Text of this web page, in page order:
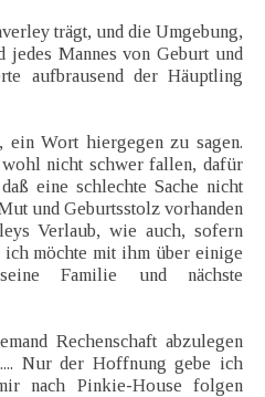
trägt, und die Umgebung,
Mannes von Geburt und
aufbrausend der Häuptling
ein Wort hiergegen zu sagen.
nicht schwer fallen, dafür
eine schlechte Sache nicht
und Geburtsstolz vorhanden
Verlaub, wie auch, sofern
möchte mit ihm über einige
Familie und nächste
Rechenschaft abzulegen
Nur der Hoffnung gebe ich
nach Pinkie-House folgen